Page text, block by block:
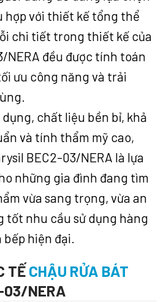
hợp với thiết kế tổng thể
chi tiết trong thiết kế của
NERA đều được tính toán
ưu công năng và trải
chất liệu bền bỉ, khả
và tính thẩm mỹ cao,
BEC2-03/NERA là lựa
những gia đình đang tìm
vừa sang trọng, vừa an
tốt nhu cầu sử dụng hàng
hiện đại.
TẾCHẬU RỬA BÁT
03/NERA